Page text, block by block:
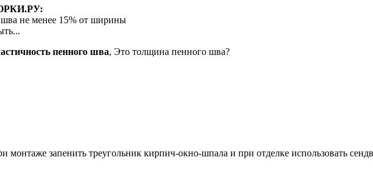
не менее 15% от ширины
пенного шва, Это толщина пенного шва?
монтаже запенить треугольник кирпич-окно-шпала и при отделке использовать